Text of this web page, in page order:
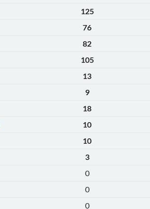
125
76
82
105
13
9
18
10
10
3
0
0
0